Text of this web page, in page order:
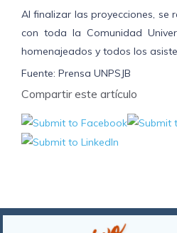
Al finalizar las proyecciones, se
con toda la Comunidad
homenajeados y todos los
Fuente: Prensa UNPSJB
Compartir este artículo